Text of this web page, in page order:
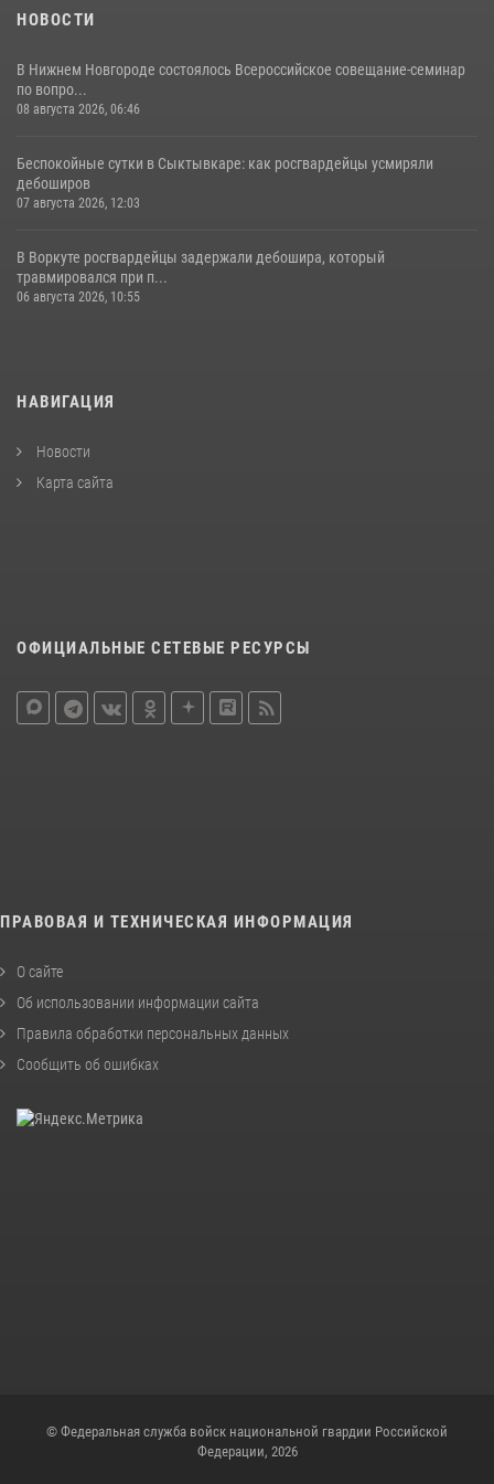
НОВОСТИ
В Нижнем Новгороде состоялось Всероссийское совещание-семинар
по вопро...
08 августа 2026, 06:46
Беспокойные сутки в Сыктывкаре: как росгвардейцы усмиряли
дебоширов
07 августа 2026, 12:03
В Воркуте росгвардейцы задержали дебошира, который
травмировался при п...
06 августа 2026, 10:55
НАВИГАЦИЯ
Новости
Карта сайта
ОФИЦИАЛЬНЫЕ СЕТЕВЫЕ РЕСУРСЫ
ПРАВОВАЯ И ТЕХНИЧЕСКАЯ ИНФОРМАЦИЯ
О сайте
Об использовании информации сайта
Правила обработки персональных данных
Сообщить об ошибках
© Федеральная служба войск национальной гвардии Российской
Федерации, 2026